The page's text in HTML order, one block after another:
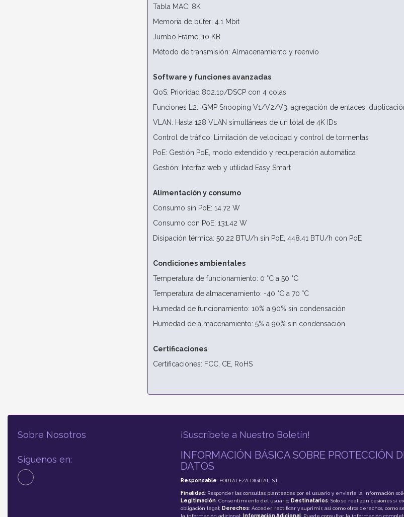
Tabla MAC: 8K
Memoria de búfer: 4.1 Mbit
Jumbo Frame: 10 KB
Método de transmisión: Almacenamiento y reenvío
Software y funciones avanzadas
QoS: Prioridad 802.1p/DSCP con 4 colas
Funciones L2: IGMP Snooping V1/V2/V3, agregación de enlaces,
VLAN: Hasta 128 VLAN simultáneas de un total de 4K IDs
Control de tráfico: Limitación de velocidad y control de tormentas
PoE: Gestión PoE, modo extendido y recuperación automática
Gestión: Interfaz web y utilidad Easy Smart
Alimentación y consumo
Consumo sin PoE: 14.72 W
Consumo con PoE: 131.42 W
Disipación térmica: 50.22 BTU/h sin PoE, 448.41 BTU/h con PoE
Condiciones ambientales
Temperatura de funcionamiento: 0 °C a 50 °C
Temperatura de almacenamiento: -40 °C a 70 °C
Humedad de funcionamiento: 10% a 90% sin condensación
Humedad de almacenamiento: 5% a 90% sin condensación
Certificaciones
Certificaciones: FCC, CE, RoHS
Sobre Nosotros
Síguenos en:
¡Suscríbete a Nuestro Boletín!
INFORMACIÓN BÁSICA SOBRE PROTECCIÓN
DATOS
Responsable: FORTALEZA DIGITAL, S.L.
Finalidad: Responder las consultas planteadas por el usuario y enviarle la información
Legitimación: Consentimiento del usuario; Destinatarios: Solo se realizan cesiones si
obligación legal; Derechos: Acceder, rectificar y suprimir, así como otros derechos, como